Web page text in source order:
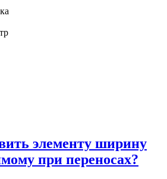
элементу ширину
при переносах?